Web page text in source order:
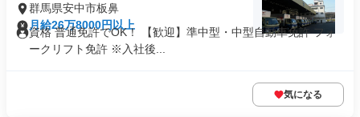
群馬県安中市板鼻
月給26万8000円以上
資格 普通免許でOK！ 【歓迎】準中型・中型自動車免許 フォ
ークリフト免許 ※入社後...
気になる